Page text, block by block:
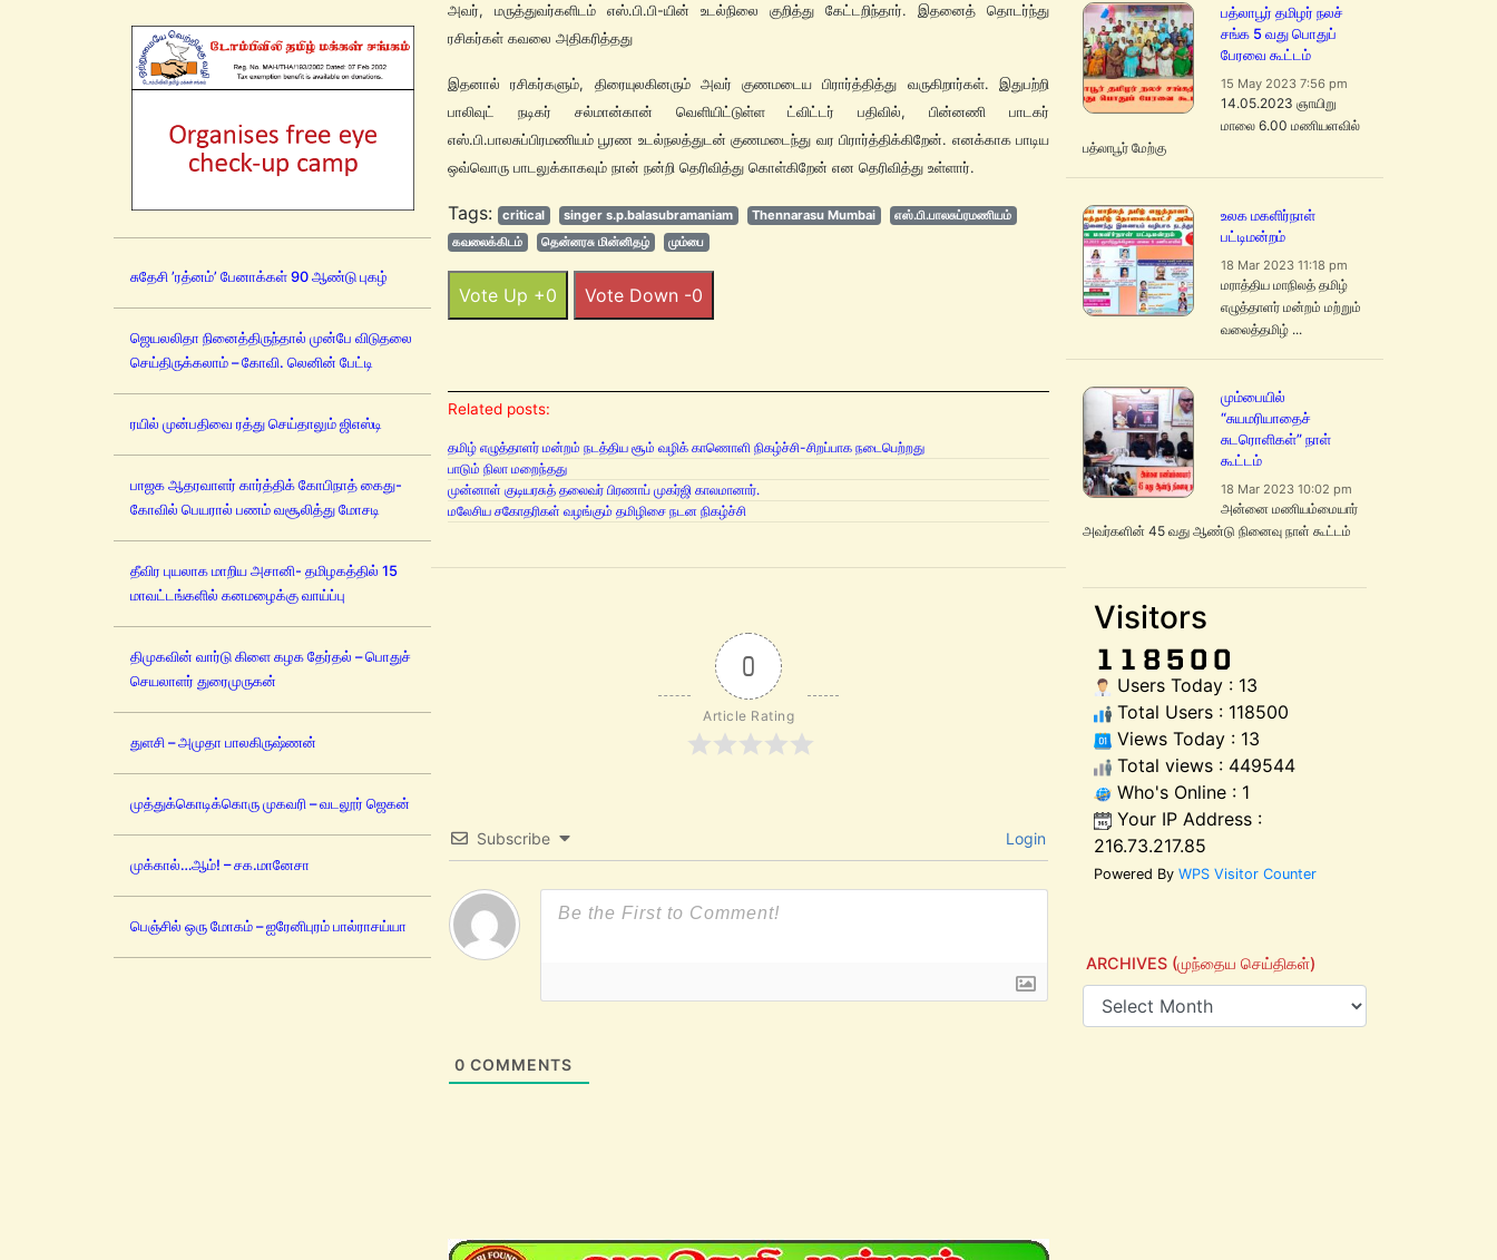
சுதேசி ’ரத்னம்’ பேனாக்கள் 90 ஆண்டு புகழ்
ஜெயலலிதா நினைத்திருந்தால் முன்பே விடுதலை
செய்திருக்கலாம் – கோவி. லெனின் பேட்டி
ரயில் முன்பதிவை ரத்து செய்தாலும் ஜிஎஸ்டி
பாஜக ஆதரவாளர் கார்த்திக் கோபிநாத் கைது-
கோவில் பெயரால் பணம் வசூலித்து மோசடி
தீவிர புயலாக மாறிய அசானி- தமிழகத்தில் 15
மாவட்டங்களில் கனமழைக்கு வாய்ப்பு
திமுகவின் வார்டு கிளை கழக தேர்தல் – பொதுச்
செயலாளர் துரைமுருகன்
துளசி – அமுதா பாலகிருஷ்ணன்
முத்துக்கொடிக்கொரு முகவரி – வடலூர் ஜெகன்
முக்கால்…ஆம்! – சக.மானேசா
பெஞ்சில் ஒரு மோகம் – ஐரேனிபுரம் பால்ராசய்யா
அவர், மருத்துவர்களிடம் எஸ்.பி.பி-யின் உடல்நிலை குறித்து கேட்டறிந்தார். இதனைத் தொடர்ந்து
ரசிகர்கள் கவலை அதிகரித்தது
இதனால் ரசிகர்களும், திரையுலகினரும் அவர் குணமடைய பிரார்த்தித்து வருகிறார்கள். இதுபற்றி
பாலிவுட் நடிகர் சல்மான்கான் வெளியிட்டுள்ள ட்விட்டர் பதிவில், பின்னணி பாடகர்
எஸ்.பி.பாலசுப்பிரமணியம் பூரண உடல்நலத்துடன் குணமடைந்து வர பிரார்த்திக்கிறேன். எனக்காக பாடிய
ஒவ்வொரு பாடலுக்காகவும் நான் நன்றி தெரிவித்து கொள்கிறேன் என தெரிவித்து உள்ளார்.
Tags: critical singer s.p.balasubramaniam Thennarasu Mumbai
எஸ்.பி.பாலசுப்ரமணியம்
கவலைக்கிடம்
தென்னரசு மின்னிதழ் மும்பை
Vote Up +0 Vote Down -0
Related posts:
தமிழ் எழுத்தாளர் மன்றம் நடத்திய சூம் வழிக் காணொளி நிகழ்ச்சி-சிறப்பாக நடைபெற்றது
பாடும் நிலா மறைந்தது
முன்னாள் குடியரசுத் தலைவர் பிரணாப் முகர்ஜி காலமானார்.
மலேசிய சகோதரிகள் வழங்கும் தமிழிசை நடன நிகழ்ச்சி
0
Article Rating
Subscribe Login
0 COMMENTS
பத்லாபூர் தமிழர் நலச்
சங்க 5 வது பொதுப்
பேரவை கூட்டம்
15 May 2023 7:56 pm
14.05.2023 ஞாயிறு
மாலை 6.00 மணியளவில்
பத்லாபூர் மேற்கு
உலக மகளிர்நாள்
பட்டிமன்றம்
18 Mar 2023 11:18 pm
மராத்திய மாநிலத் தமிழ்
எழுத்தாளர் மன்றம் மற்றும்
வலைத்தமிழ் ...
மும்பையில்
“சுயமரியாதைச்
சுடரொளிகள்” நாள்
கூட்டம்
18 Mar 2023 10:02 pm
அன்னை மணியம்மையார்
அவர்களின் 45 வது ஆண்டு நினைவு நாள் கூட்டம்
Visitors
Users Today : 13
Total Users : 118500
Views Today : 13
Total views : 449544
Who's Online : 1
Your IP Address :
216.73.217.85
Powered By WPS Visitor Counter
ARCHIVES (முந்தைய செய்திகள்)